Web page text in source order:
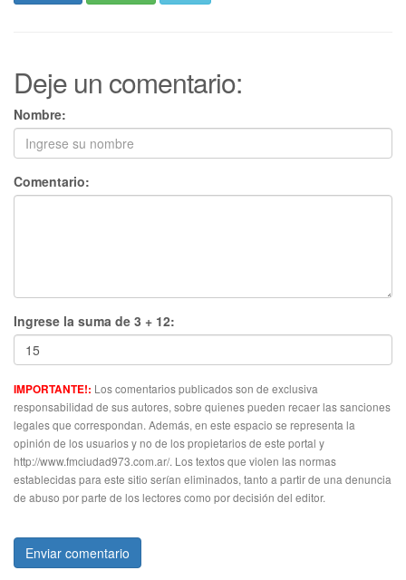
Deje un comentario:
Nombre:
Comentario:
Ingrese la suma de 3 + 12:
IMPORTANTE!: Los comentarios publicados son de exclusiva
responsabilidad de sus autores, sobre quienes pueden recaer las sanciones
legales que correspondan. Además, en este espacio se representa la
opinión de los usuarios y no de los propietarios de este portal y
http://www.fmciudad973.com.ar/. Los textos que violen las normas
establecidas para este sitio serían eliminados, tanto a partir de una denuncia
de abuso por parte de los lectores como por decisión del editor.
Enviar comentario